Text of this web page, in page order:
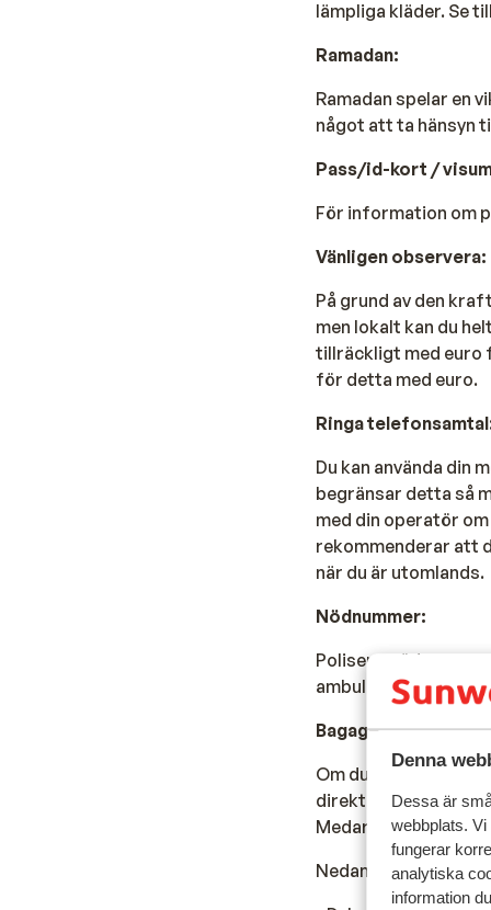
Denna
Dessa är
webbplats.
fungerar
analytiska
information
lämpliga kläder. Se
Ramadan:
Ramadan spelar en
något att ta hänsyn
Pass/id-kort / v
För information om
Vänligen observera:
På grund av den
men lokalt kan du
tillräckligt med euro
för detta med euro.
Ringa
Du kan använda din
begränsar detta så
med din operatör
rekommenderar att
när du är utomlands.
Nödnummer:
Polisens nödnummer
ambulans ringer du
Bagage:
Om du tar med
direkt kommer du
Medarbetaren
Nedan finns en liten